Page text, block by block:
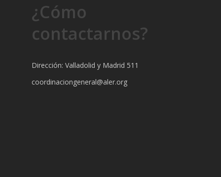
¿Cómo
contactarnos?
Dirección: Valladolid y Madrid 511
coordinaciongeneral@aler.org